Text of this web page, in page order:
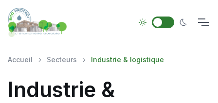
Accueil Secteurs Industrie & logistique
Industrie &